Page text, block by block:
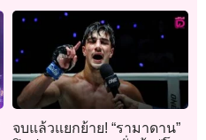
จบแล้วแยกย้าย! “รามาดาน”